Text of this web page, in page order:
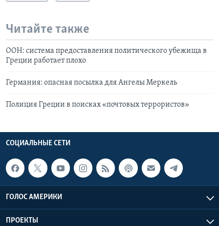
Читайте также
ООН: система предоставления политического убежища в
Греции работает плохо
Германия: опасная посылка для Ангелы Меркель
Полиция Греции в поисках «почтовых террористов»
СОЦИАЛЬНЫЕ СЕТИ
ГОЛОС АМЕРИКИ
ПРОЕКТЫ